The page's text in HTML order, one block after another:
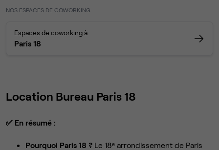
NOS ESPACES DE COWORKING
Espaces de coworking à
Paris 18
Location Bureau Paris 18
✅ En résumé :
Pourquoi Paris 18 ? Le 18ᵉ arrondissement de Paris